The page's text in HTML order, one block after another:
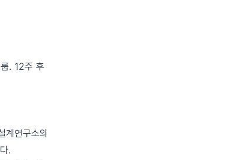
. 12주 후
연구소의
.